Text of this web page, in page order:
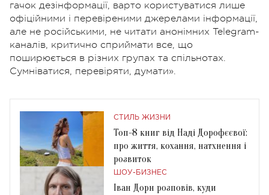
гачок дезінформації, варто користуватися лише
офіційними і перевіреними джерелами інформації,
але не російськими, не читати анонімних Telegram-
каналів, критично сприймати все, що
поширюється в різних групах та спільнотах.
Сумніватися, перевіряти, думати».
СТИЛЬ ЖИЗНИ
Топ-8 книг від Наді Дорофєєвої:
про життя, кохання, натхнення і
розвиток
ШОУ-БИЗНЕС
Іван Дорн розповів, куди